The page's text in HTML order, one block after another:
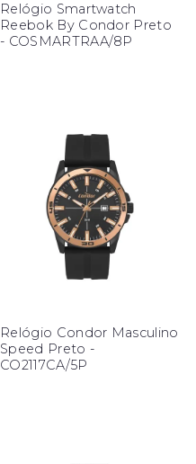
Relógio Smartwatch
Reebok By Condor Preto
- COSMARTRAA/8P
Relógio Condor Masculino
Speed Preto -
CO2117CA/5P